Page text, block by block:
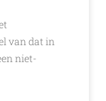
van dat in
niet-